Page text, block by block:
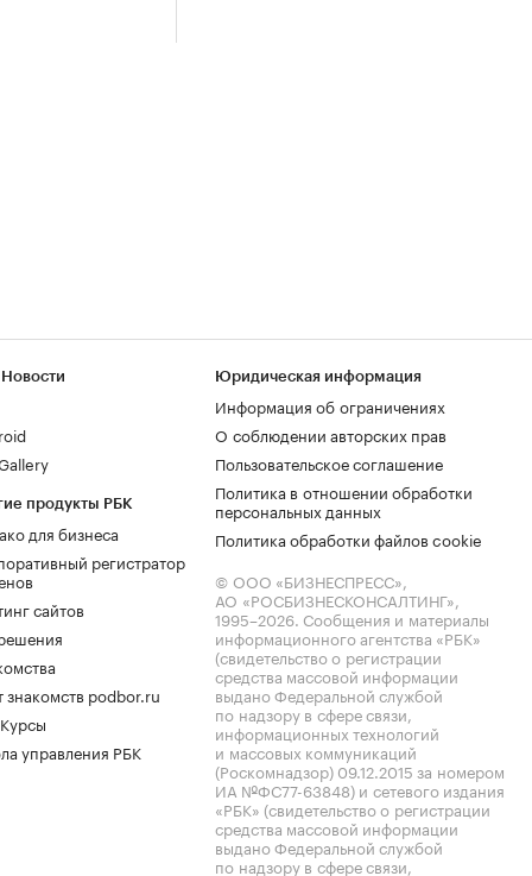
продукты РБК
для бизнеса
регистратор
сайтов
знакомств podbor.ru
управления РБК
Юридическая информация
Информация об ограничениях
О соблюдении авторских прав
Пользовательское соглашение
Политика в отношении обработки
персональных данных
Политика обработки файлов cookie
© ООО «БИЗНЕСПРЕСС»,
АО «РОСБИЗНЕСКОНСАЛТИНГ»,
1995–2026. Сообщения и материалы
информационного агентства «РБК»
(свидетельство о регистрации
средства массовой информации
выдано Федеральной службой
по надзору в сфере связи,
информационных технологий
и массовых коммуникаций
(Роскомнадзор) 09.12.2015 за номером
ИА №ФС77-63848) и сетевого издания
«РБК» (свидетельство о регистрации
средства массовой информации
выдано Федеральной службой
по надзору в сфере связи,